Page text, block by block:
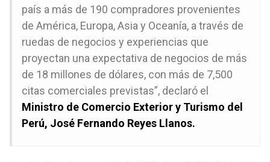
país a más de 190 compradores provenientes
de América, Europa, Asia y Oceanía, a través de
ruedas de negocios y experiencias que
proyectan una expectativa de negocios de más
de 18 millones de dólares, con más de 7,500
citas comerciales previstas”, declaró el
Ministro de Comercio Exterior y Turismo del
Perú, José Fernando Reyes Llanos.